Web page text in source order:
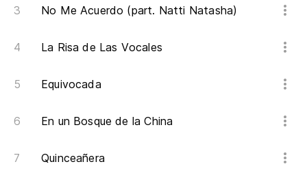
No Me Acuerdo (part. Natti Natasha)
La Risa de Las Vocales
Equivocada
En un Bosque de la China
Quinceañera